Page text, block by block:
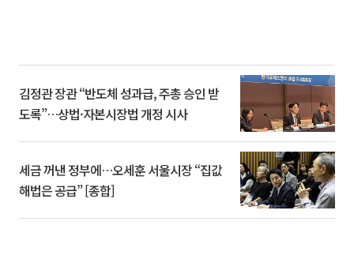
김정관 장관 “반도체 성과급, 주총 승인 받
도록”…상법·자본시장법 개정 시사
세금 꺼낸 정부에…오세훈 서울시장 “집값
해법은 공급” [종합]